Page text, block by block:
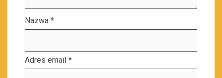
Nazwa *
Adres email *